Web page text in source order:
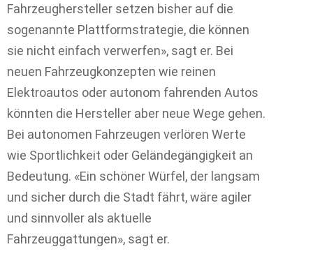
Fahrzeughersteller setzen bisher auf die
sogenannte Plattformstrategie, die können
sie nicht einfach verwerfen», sagt er. Bei
neuen Fahrzeugkonzepten wie reinen
Elektroautos oder autonom fahrenden Autos
könnten die Hersteller aber neue Wege gehen.
Bei autonomen Fahrzeugen verlören Werte
wie Sportlichkeit oder Geländegängigkeit an
Bedeutung. «Ein schöner Würfel, der langsam
und sicher durch die Stadt fährt, wäre agiler
und sinnvoller als aktuelle
Fahrzeuggattungen», sagt er.